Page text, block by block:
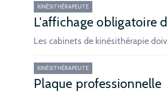
KINÉSITHÉRAPEUTE
L'affichage obligatoire
Les cabinets de kinésithérapie
KINÉSITHÉRAPEUTE
Plaque professionnelle